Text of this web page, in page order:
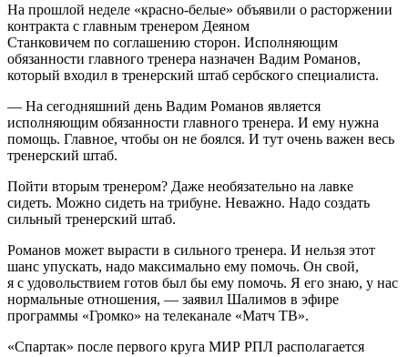
На прошлой неделе «красно‑белые» объявили о расторжении
контракта с главным тренером Деяном
Станковичем по соглашению сторон. Исполняющим
обязанности главного тренера назначен Вадим Романов,
который входил в тренерский штаб сербского специалиста.
— На сегодняшний день Вадим Романов является
исполняющим обязанности главного тренера. И ему нужна
помощь. Главное, чтобы он не боялся. И тут очень важен весь
тренерский штаб.
Пойти вторым тренером? Даже необязательно на лавке
сидеть. Можно сидеть на трибуне. Неважно. Надо создать
сильный тренерский штаб.
Романов может вырасти в сильного тренера. И нельзя этот
шанс упускать, надо максимально ему помочь. Он свой,
я с удовольствием готов был бы ему помочь. Я его знаю, у нас
нормальные отношения, — заявил Шалимов в эфире
программы «Громко» на телеканале «Матч ТВ».
«Спартак» после первого круга МИР РПЛ располагается